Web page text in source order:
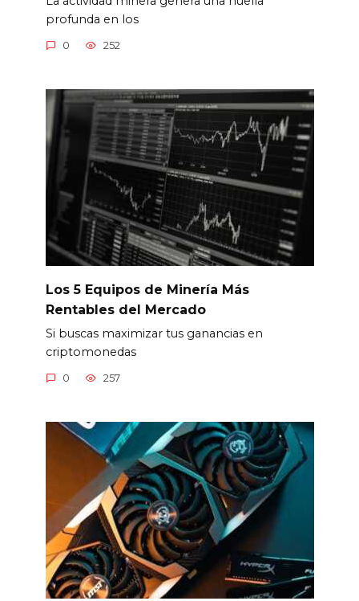
profunda en los
0 252
Los 5 Equipos de Minería Más
Rentables del Mercado
Si buscas maximizar tus ganancias en
criptomonedas
0 257